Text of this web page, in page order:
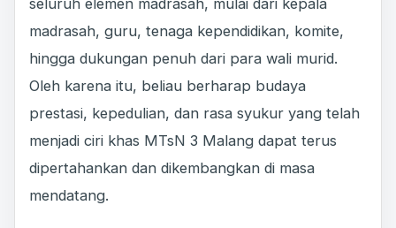
madrasah, guru, tenaga kependidikan, komite,
hingga dukungan penuh dari para wali murid.
Oleh karena itu, beliau berharap budaya
prestasi, kepedulian, dan rasa syukur yang telah
menjadi ciri khas MTsN 3 Malang dapat terus
dipertahankan dan dikembangkan di masa
mendatang.